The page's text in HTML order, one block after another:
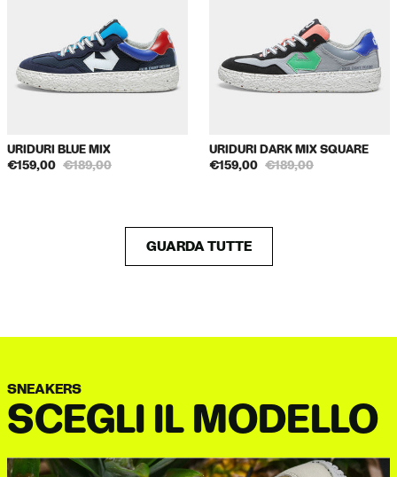
URIDURI BLUE MIX
€159,00 €189,00
URIDURI DARK MIX SQUARE
€159,00 €189,00
GUARDA TUTTE
SNEAKERS
SCEGLI IL MODELLO